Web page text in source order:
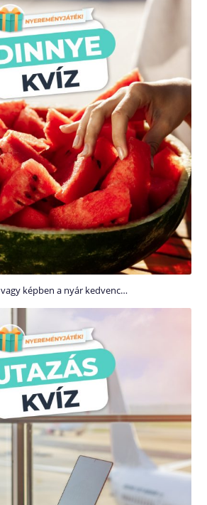
képben a nyár kedvenc…